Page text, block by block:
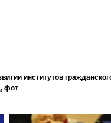
институтов
фот